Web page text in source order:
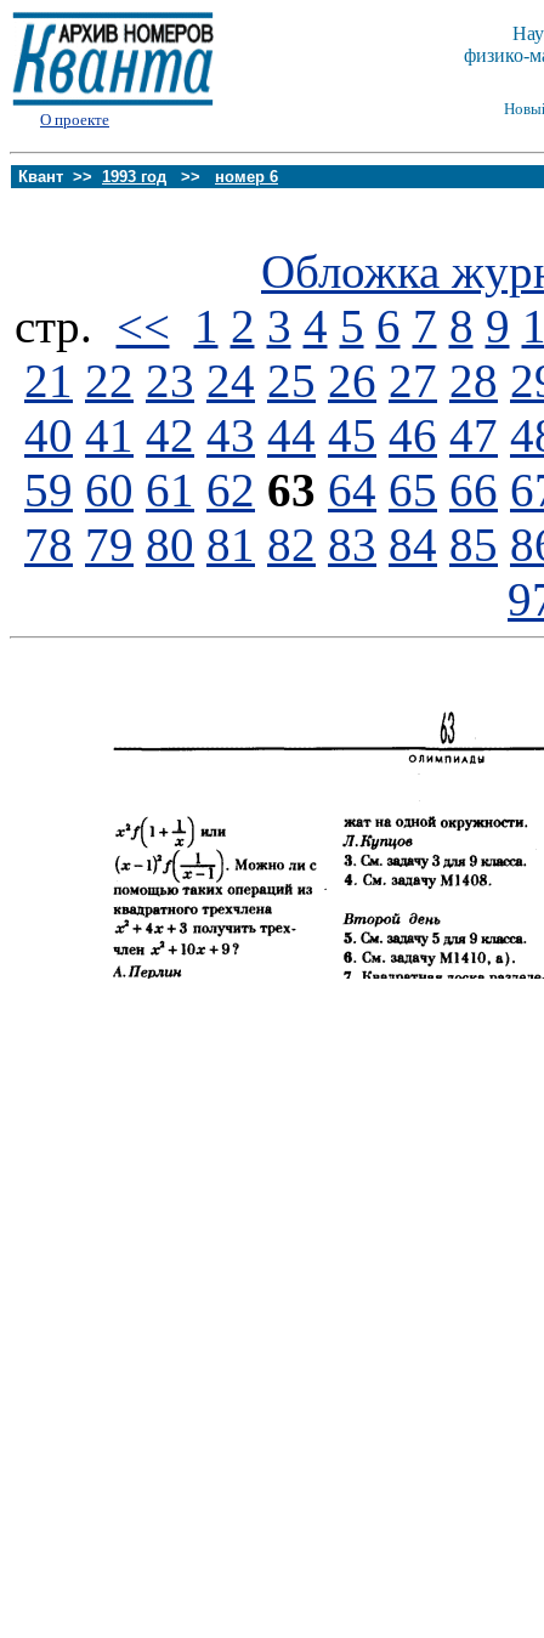
О проекте
физико-
Квант >> 1993 год >> номер 6
Обложка
стp. << 1 2 3 4 5 6 7 8 9
21 22 23 24 25 26 27 28
40 41 42 43 44 45 46 47
59 60 61 62 63 64 65 66
78 79 80 81 82 83 84 85